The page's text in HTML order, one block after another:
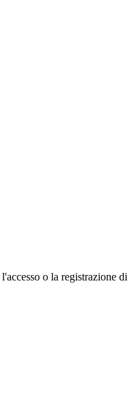
l'accesso o la registrazione